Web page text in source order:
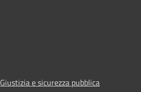
Giustizia e sicurezza pubblica